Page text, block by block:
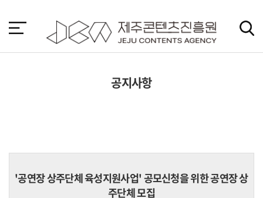
바
가
공지사항
'공연장 상주단체 육성지원사업' 공모신청을 위한 공연장 상
주단체 모집